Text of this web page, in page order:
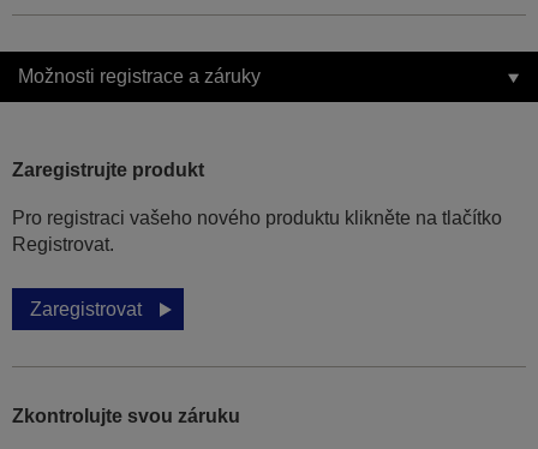
Možnosti registrace a záruky
Zaregistrujte produkt
Pro registraci vašeho nového produktu klikněte na tlačítko
Registrovat.
Zaregistrovat
Zkontrolujte svou záruku